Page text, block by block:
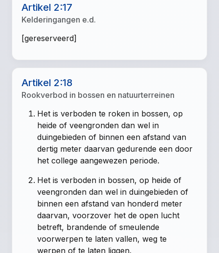
Artikel 2:17
Kelderingangen e.d.
[gereserveerd]
Artikel 2:18
Rookverbod in bossen en natuurterreinen
Het is verboden te roken in bossen, op
heide of veengronden dan wel in
duingebieden of binnen een afstand van
dertig meter daarvan gedurende een door
het college aangewezen periode.
Het is verboden in bossen, op heide of
veengronden dan wel in duingebieden of
binnen een afstand van honderd meter
daarvan, voorzover het de open lucht
betreft, brandende of smeulende
voorwerpen te laten vallen, weg te
werpen of te laten liggen.